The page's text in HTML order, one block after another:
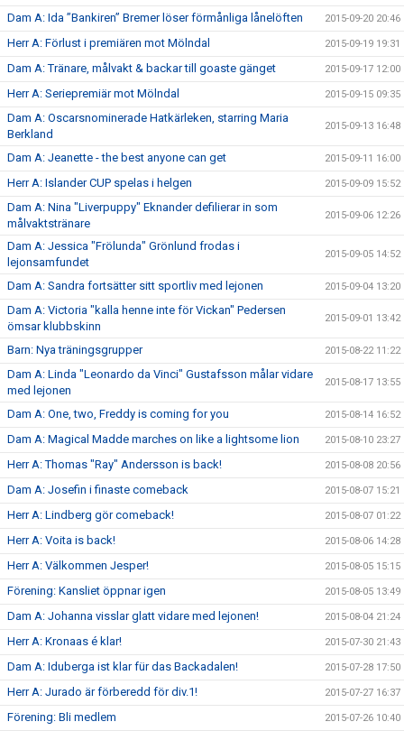
Dam A: Ida ”Bankiren” Bremer löser förmånliga lånelöften 2015-09-20 20:46
Herr A: Förlust i premiären mot Mölndal 2015-09-19 19:31
Dam A: Tränare, målvakt & backar till goaste gänget 2015-09-17 12:00
Herr A: Seriepremiär mot Mölndal 2015-09-15 09:35
Dam A: Oscarsnominerade Hatkärleken, starring Maria
Berkland
2015-09-13 16:48
Dam A: Jeanette - the best anyone can get 2015-09-11 16:00
Herr A: Islander CUP spelas i helgen 2015-09-09 15:52
Dam A: Nina "Liverpuppy" Eknander defilierar in som
målvaktstränare
2015-09-06 12:26
Dam A: Jessica "Frölunda" Grönlund frodas i
lejonsamfundet
2015-09-05 14:52
Dam A: Sandra fortsätter sitt sportliv med lejonen 2015-09-04 13:20
Dam A: Victoria "kalla henne inte för Vickan" Pedersen
ömsar klubbskinn
2015-09-01 13:42
Barn: Nya träningsgrupper 2015-08-22 11:22
Dam A: Linda "Leonardo da Vinci" Gustafsson målar vidare
med lejonen
2015-08-17 13:55
Dam A: One, two, Freddy is coming for you 2015-08-14 16:52
Dam A: Magical Madde marches on like a lightsome lion 2015-08-10 23:27
Herr A: Thomas "Ray" Andersson is back! 2015-08-08 20:56
Dam A: Josefin i finaste comeback 2015-08-07 15:21
Herr A: Lindberg gör comeback! 2015-08-07 01:22
Herr A: Voita is back! 2015-08-06 14:28
Herr A: Välkommen Jesper! 2015-08-05 15:15
Förening: Kansliet öppnar igen 2015-08-05 13:49
Dam A: Johanna visslar glatt vidare med lejonen! 2015-08-04 21:24
Herr A: Kronaas é klar! 2015-07-30 21:43
Dam A: Iduberga ist klar für das Backadalen! 2015-07-28 17:50
Herr A: Jurado är förberedd för div.1! 2015-07-27 16:37
Förening: Bli medlem 2015-07-26 10:40